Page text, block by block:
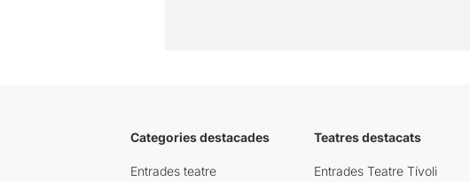
Categories destacades
Entrades teatre
Teatres destacats
Entrades Teatre Tívoli